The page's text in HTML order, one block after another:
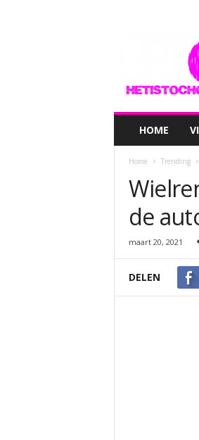
HOME
Home Trending
de
maart 20, 2021
DELEN